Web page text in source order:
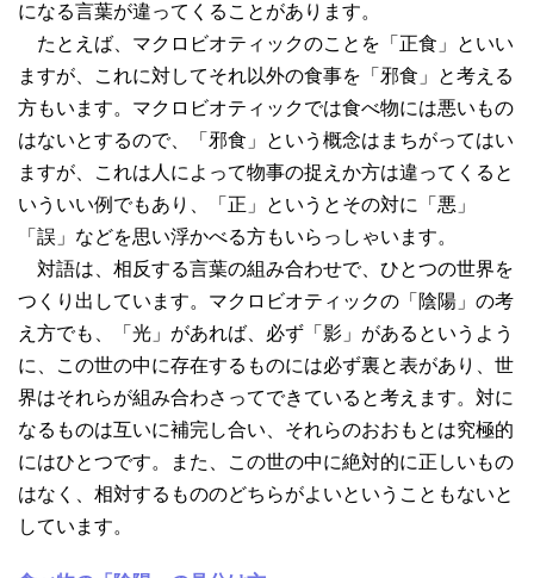
になる言葉が違ってくることがあります。
たとえば、マクロビオティックのことを「正食」といい
ますが、これに対してそれ以外の食事を「邪食」と考える
方もいます。マクロビオティックでは食べ物には悪いもの
はないとするので、「邪食」という概念はまちがってはい
ますが、これは人によって物事の捉えか方は違ってくると
いういい例でもあり、「正」というとその対に「悪」
「誤」などを思い浮かべる方もいらっしゃいます。
対語は、相反する言葉の組み合わせで、ひとつの世界を
つくり出しています。マクロビオティックの「陰陽」の考
え方でも、「光」があれば、必ず「影」があるというよう
に、この世の中に存在するものには必ず裏と表があり、世
界はそれらが組み合わさってできていると考えます。対に
なるものは互いに補完し合い、それらのおおもとは究極的
にはひとつです。また、この世の中に絶対的に正しいもの
はなく、相対するもののどちらがよいということもないと
しています。